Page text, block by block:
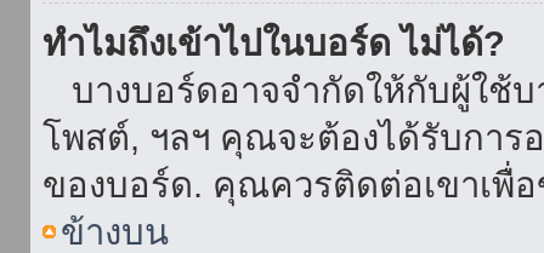
ทำไมถึงเข้าไปในบอร์ด ไม่ได้?
บางบอร์ดอาจจำกัดให้กับผู้ใช้บ
โพสต์, ฯลฯ คุณจะต้องได้รับการ
ของบอร์ด. คุณควรติดต่อเขาเพื่
ข้างบน